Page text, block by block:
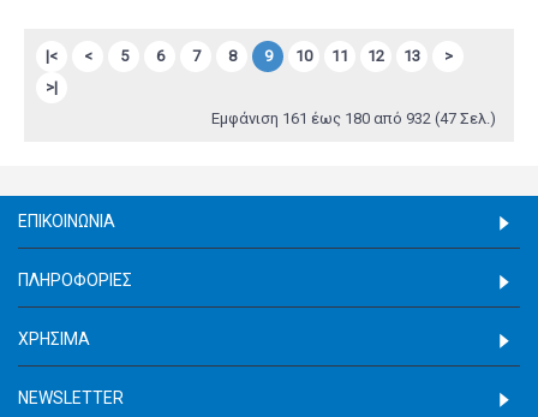
|< < 5 6 7 8 9 10 11 12 13
>
>|
Εμφάνιση 161 έως 180 από 932 (47 Σελ.)
ΕΠΙΚΟΙΝΩΝΊΑ
ΠΛΗΡΟΦΟΡΊΕΣ
ΧΡΉΣΙΜΑ
NEWSLETTER